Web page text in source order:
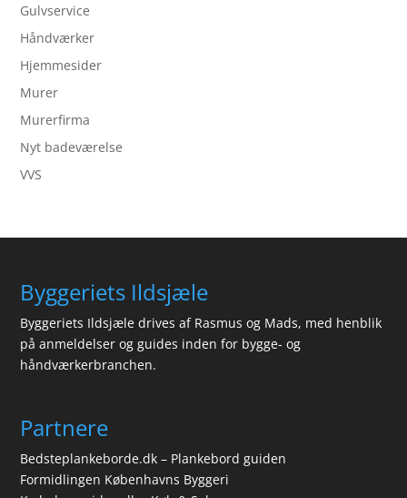
Gulvservice
Håndværker
Hjemmesider
Murer
Murerfirma
Nyt badeværelse
VVS
Byggeriets Ildsjæle
Byggeriets Ildsjæle drives af Rasmus og Mads, med henblik
på anmeldelser og guides inden for bygge- og
håndværkerbranchen.
Partnere
Bedsteplankeborde.dk – Plankebord guiden
Formidlingen Københavns Byggeri